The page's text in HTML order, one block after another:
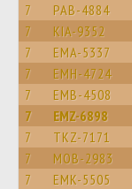
7 PAB-4884
7 KIA-9352
7 EMA-5337
7 EMH-4724
7 EMB-4508
7 EMZ-6898
7 TKZ-7171
7 MOB-2983
7 EMK-5505